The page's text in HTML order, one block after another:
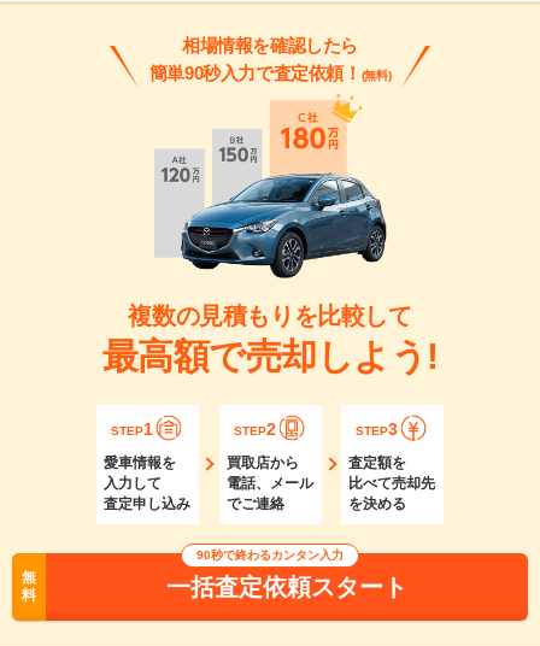
相場情報を確認したら
簡単90秒入力で査定依頼！ (無料)
複数の見積もりを比較して
最高額で売却しよう!
STEP1
愛車情報を
入力して
査定申し込み
STEP2
買取店から
電話、メール
でご連絡
STEP3
査定額を
比べて売却先
を決める
無
料
90秒で終わるカンタン入力
一括査定依頼スタート